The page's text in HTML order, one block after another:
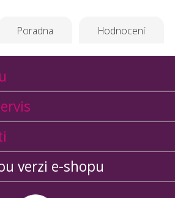
Poradna Hodnocení
verzi e-shopu